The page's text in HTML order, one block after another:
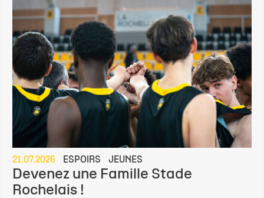
21.07.2026 ESPOIRS JEUNES
Devenez une Famille Stade
Rochelais !